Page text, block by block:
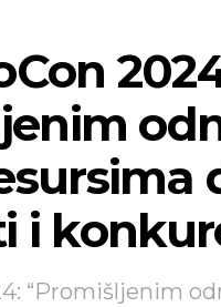
i
“Promišljenim